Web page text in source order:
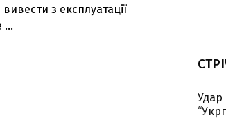
з експлуатації
...
Удар